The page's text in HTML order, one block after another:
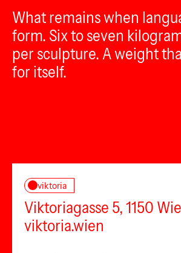
What remains when
form. Six to seven
per sculpture. A weight
for itself.
viktoria
Viktoriagasse 5, 1150
viktoria.wien